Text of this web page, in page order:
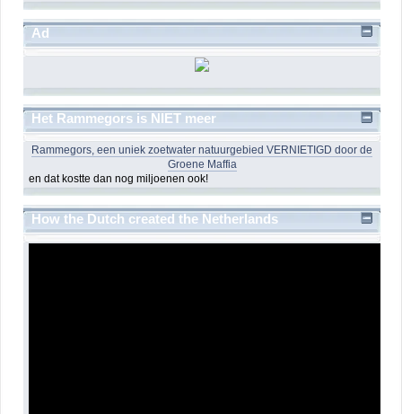
Ad
Het Rammegors is NIET meer
Rammegors, een uniek zoetwater natuurgebied VERNIETIGD door de
Groene Maffia
en dat kostte dan nog miljoenen ook!
How the Dutch created the Netherlands